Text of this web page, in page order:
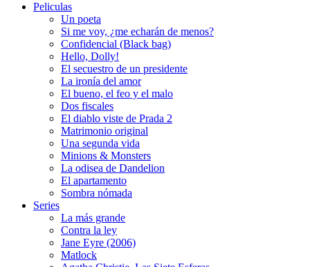
Peliculas
Un poeta
Si me voy, ¿me echarán de menos?
Confidencial (Black bag)
Hello, Dolly!
El secuestro de un presidente
La ironía del amor
El bueno, el feo y el malo
Dos fiscales
El diablo viste de Prada 2
Matrimonio original
Una segunda vida
Minions & Monsters
La odisea de Dandelion
El apartamento
Sombra nómada
Series
La más grande
Contra la ley
Jane Eyre (2006)
Matlock